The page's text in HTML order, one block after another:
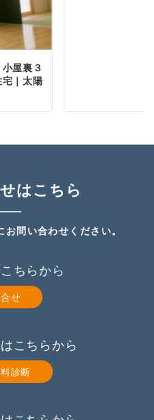
屋裏３
｜太陽
はこちら
問い合わせください。
ちらから
せ
こちらから
診断